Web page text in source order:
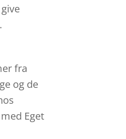
fra
og de
Eget